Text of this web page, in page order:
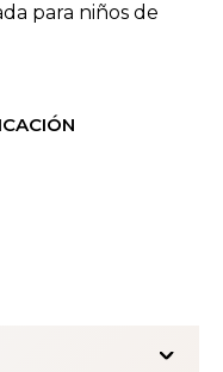
para niños de